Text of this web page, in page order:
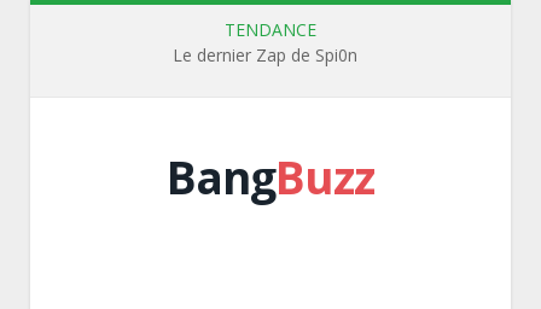
TENDANCE
Le dernier Zap de Spi0n
BangBuzz